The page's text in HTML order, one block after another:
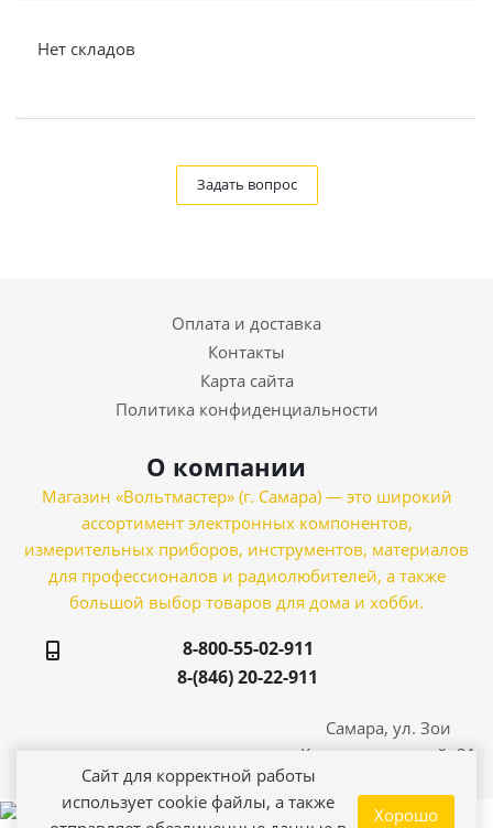
Нет складов
Задать вопрос
Оплата и доставка
Контакты
Карта сайта
Политика конфиденциальности
О компании
Магазин «Вольтмастер» (г. Самара) — это широкий
ассортимент электронных компонентов,
измерительных приборов, инструментов, материалов
для профессионалов и радиолюбителей, а также
большой выбор товаров для дома и хобби.
8-800-55-02-911
8-(846) 20-22-911
Самара, ул. Зои
Космодемьянской, 21
Сайт для корректной работы
использует cookie файлы, а также
Хорошо